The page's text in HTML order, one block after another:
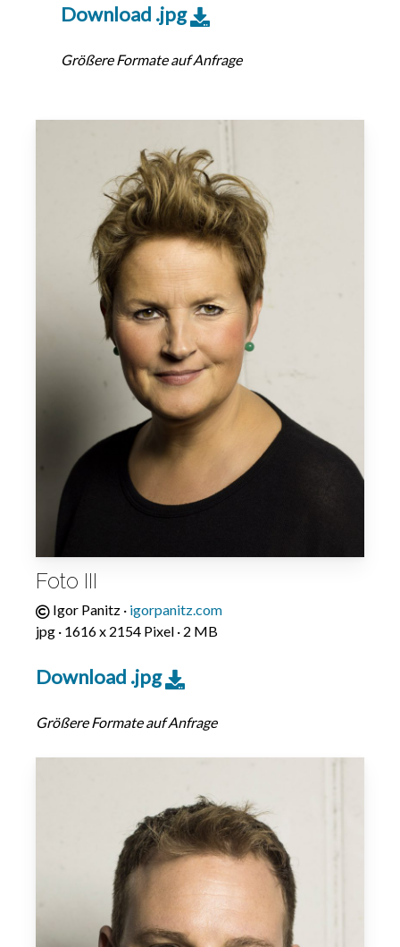
Download .jpg
Größere Formate auf Anfrage
Foto III
Igor Panitz · igorpanitz.com
jpg · 1616 x 2154 Pixel · 2 MB
Download .jpg
Größere Formate auf Anfrage